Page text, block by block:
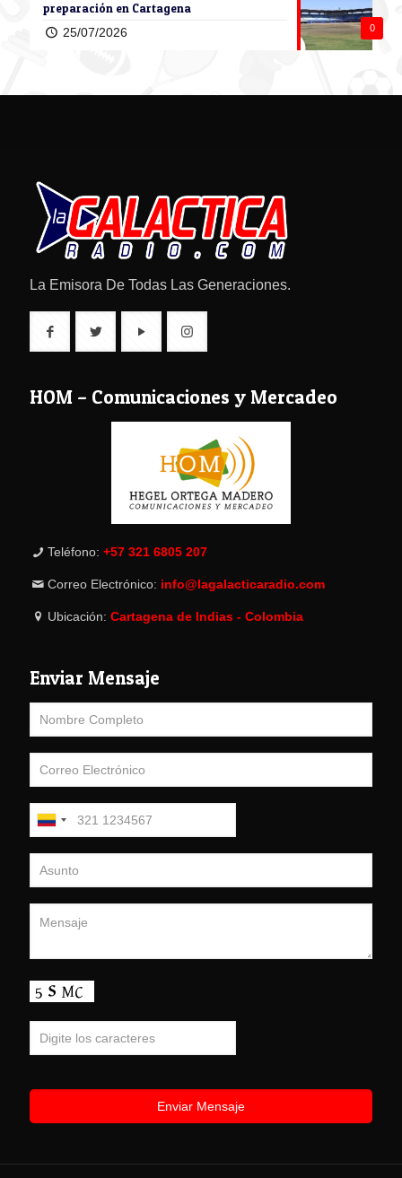
0
preparación en Cartagena
25/07/2026
La Emisora De Todas Las Generaciones.
HOM – Comunicaciones y Mercadeo
Teléfono: +57 321 6805 207
Correo Electrónico: info@lagalacticaradio.com
Ubicación: Cartagena de Indias - Colombia
Enviar Mensaje